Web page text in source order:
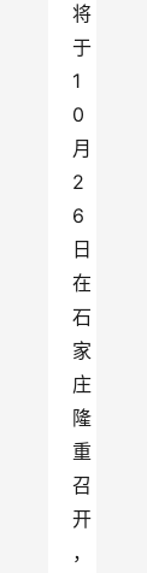
将
于
1
0
月
2
6
日
在
石
家
庄
隆
重
召
开
，